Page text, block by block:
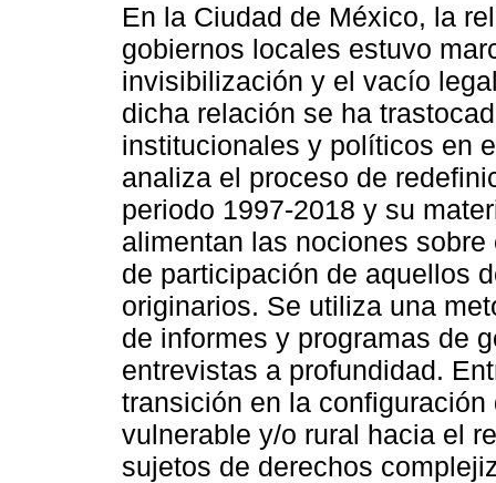
En la Ciudad de México, la
gobiernos locales estuvo
invisibilización y el vacío
dicha relación se ha
institucionales y políticos en
analiza el proceso de
periodo 1997-2018 y su
alimentan las nociones
de participación de aquellos
originarios. Se utiliza una
de informes y programas de
entrevistas a profundidad.
transición en la
vulnerable y/o rural hacia el
sujetos de derechos